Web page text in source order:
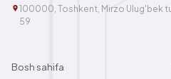
100000, Toshkent, Mirzo Ulug'bek
59
Bosh sahifa